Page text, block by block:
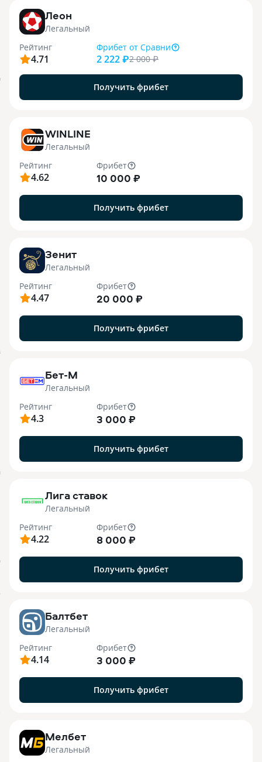
Леон
Легальный
Рейтинг
4.71
Фрибет от Сравни
2 222 ₽2 000₽
Получить фрибет
WINLINE
Легальный
Рейтинг
4.62
Фрибет
10 000 ₽
Получить фрибет
Зенит
Легальный
Рейтинг
4.47
Фрибет
20 000 ₽
Получить фрибет
Бет-М
Легальный
Рейтинг
4.3
Фрибет
3 000 ₽
Получить фрибет
Лига ставок
Легальный
Рейтинг
4.22
Фрибет
8 000 ₽
Получить фрибет
Балтбет
Легальный
Рейтинг
4.14
Фрибет
3 000 ₽
Получить фрибет
Мелбет
Легальный